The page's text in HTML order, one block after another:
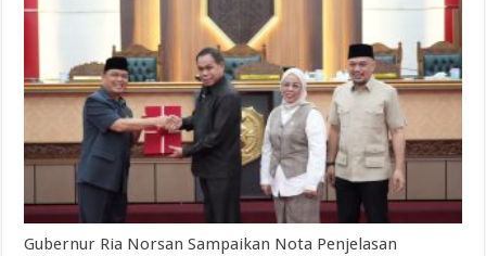
Gubernur Ria Norsan Sampaikan Nota Penjelasan